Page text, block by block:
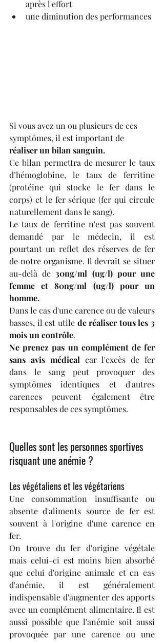
après l'effort
une diminution des performances
Si vous avez un ou plusieurs de ces
symptômes, il est important de
réaliser un bilan sanguin.
Ce bilan permettra de mesurer le taux
d’hémoglobine, le taux de ferritine
(protéine qui stocke le fer dans le
corps) et le fer sérique (fer qui circule
naturellement dans le sang).
Le taux de ferritine n'est pas souvent
demandé par le médecin, il est
pourtant un reflet des réserves de fer
de notre organisme. Il devrait se situer
au-delà de 30ng/ml (ug/l) pour une
femme et 80ng/ml (ug/l) pour un
homme.
Dans le cas d'une carence ou de valeurs
basses, il est utile de réaliser tous les 3
mois un contrôle.
Ne prenez pas un complément de fer
sans avis médical car l'excès de fer
dans le sang peut provoquer des
symptômes identiques et d'autres
carences peuvent également être
responsables de ces symptômes.
Quelles sont les personnes sportives
risquant une anémie ?
Les végétaliens et les végétariens
Une consommation insuffisante ou
absente d'aliments source de fer est
souvent à l'origine d'une carence en
fer.
On trouve du fer d'origine végétale
mais celui-ci est moins bien absorbé
que celui d'origine animale et en cas
d'anémie, il est généralement
indispensable d'augmenter des apports
avec un complément alimentaire. Il est
aussi possible que l'anémie soit aussi
provoquée par une carence ou une